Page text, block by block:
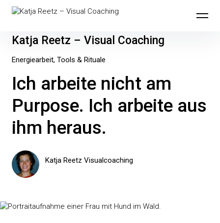
Inhalte
überspringen
Katja Reetz – Visual Coaching
Energiearbeit Tools & Rituale
Ich arbeite nicht am
Purpose. Ich arbeite aus
ihm heraus.
Katja Reetz Visualcoaching